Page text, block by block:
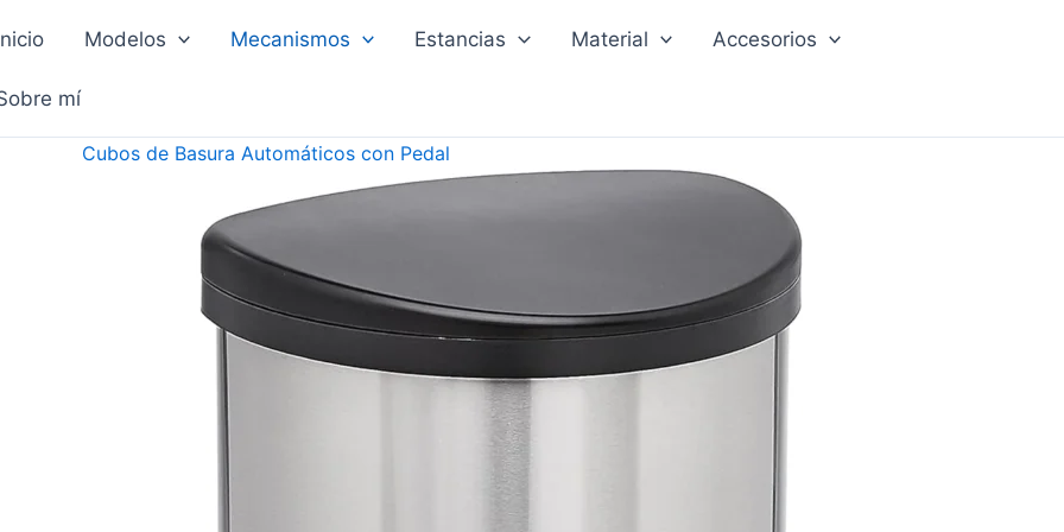
Modelos Mecanismos Estancias Material Accesorios
mí
Cubos de Basura Automáticos con Pedal